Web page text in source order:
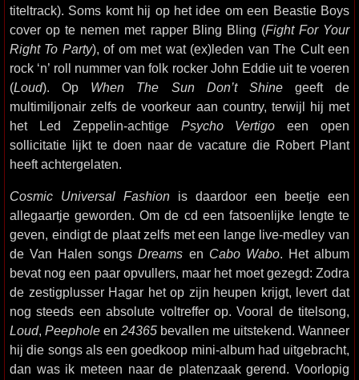
titeltrack). Soms komt hij op het idee om een Beastie Boys
cover op te nemen met rapper Bling Bling (Fight For Your
Right To Party), of om met wat (ex)leden van The Cult een
rock ‘n’ roll nummer van folk rocker John Eddie uit te voeren
(Loud). Op When The Sun Don’t Shinegeeft de
multimiljonair zelfs de voorkeur aan country, terwijl hij met
het Led Zeppelin-achtige Psycho Vertigo een open
sollicitatie lijkt te doen naar de vacature die Robert Plant
heeft achtergelaten.
Cosmic Universal Fashion is daardoor een beetje een
allegaartje geworden. Om de cd een fatsoenlijke lengte te
geven, eindigt de plaat zelfs met een lange live-medley van
de Van Halen songsDreams en Cabo Wabo. Het album
bevat nog een paar opvullers, maar het moet gezegd: Zodra
de zestigplusser Hagar het op zijn heupen krijgt, levert dat
nog steeds een absolute voltreffer op. Vooral de titelsong,
Loud, Peephole en 24365 bevallen me uitstekend. Wanneer
hij die songs als een goedkoop mini-album had uitgebracht,
dan was ik meteen naar de platenzaak gerend. Voorlopig